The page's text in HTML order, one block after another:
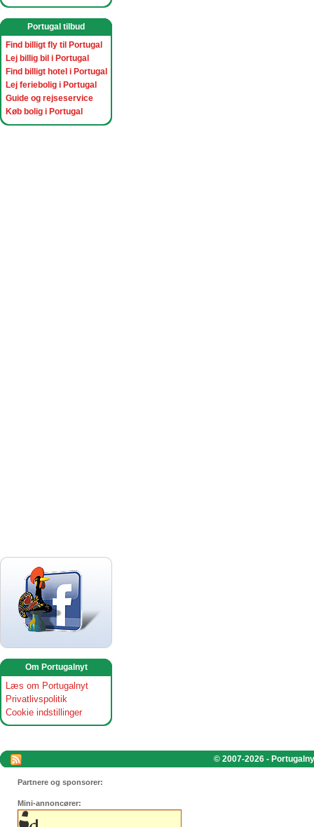
Portugal tilbud
Find billigt fly til Portugal
Lej billig bil i Portugal
Find billigt hotel i Portugal
Lej feriebolig i Portugal
Guide og rejseservice
Køb bolig i Portugal
Om Portugalnyt
Læs om Portugalnyt
Privatlivspolitik
Cookie indstillinger
© 2007-2026 -
Partnere og sponsorer:
Mini-annoncører: